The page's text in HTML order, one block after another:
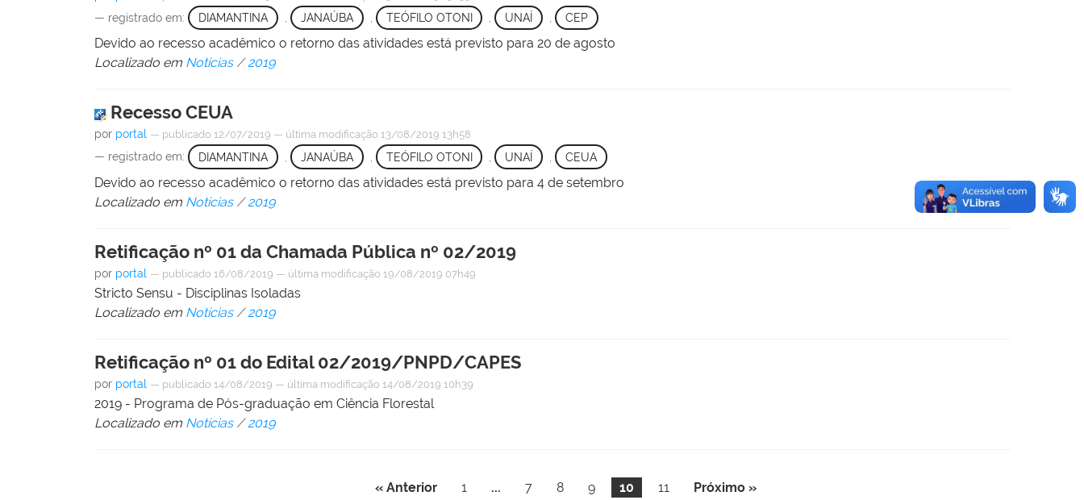
— registrado em: DIAMANTINA JANAÚBA TEÓFILO OTONI , UNAÍ , CEP
Devido ao recesso acadêmico o retorno das atividades está previsto para 20 de agosto
Localizado em Notícias /2019
Recesso CEUA
por portal — publicado 12/07/2019 — última modificação 13/08/2019 13h58
— registrado em: DIAMANTINA JANAÚBA TEÓFILO OTONI , UNAÍ , CEUA
Devido ao recesso acadêmico o retorno das atividades está previsto para 4 de setembro
Localizado em Notícias /2019
Retificação nº 01 da Chamada Pública nº 02/2019
por portal — publicado 16/08/2019 — última modificação 19/08/2019 07h49
Stricto Sensu - Disciplinas Isoladas
Localizado em Notícias /2019
Retificação nº 01 do Edital 02/2019/PNPD/CAPES
por portal — publicado 14/08/2019 — última modificação 14/08/2019 10h39
2019 - Programa de Pós-graduação em Ciência Florestal
Localizado em Notícias /2019
« Anterior 1 ... 7 8 9 10 11 Próximo »